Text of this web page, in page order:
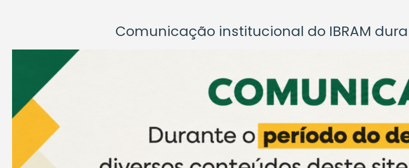
Comunicação institucional do IBRAM